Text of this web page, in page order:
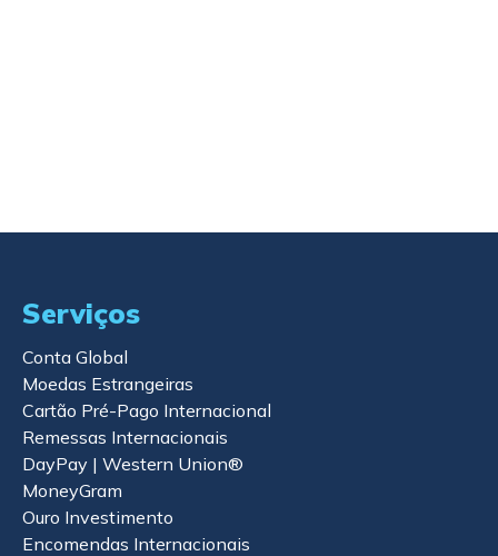
Serviços
Conta Global
Moedas Estrangeiras
Cartão Pré-Pago Internacional
Remessas Internacionais
DayPay | Western Union®
MoneyGram
Ouro Investimento
Encomendas Internacionais